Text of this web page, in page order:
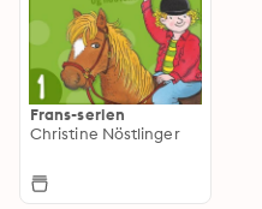
Frans-serien
Christine Nöstlinger